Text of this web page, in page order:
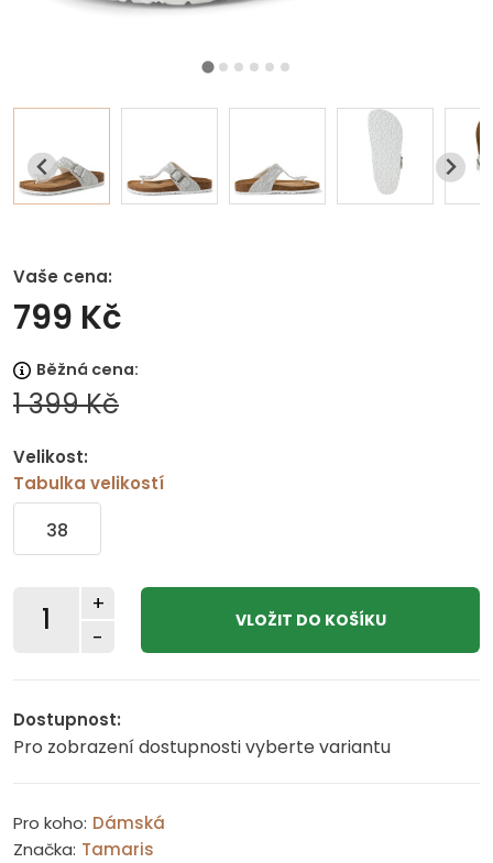
Vaše cena:
799 Kč
Běžná cena:
1 399 Kč
Velikost:
Tabulka velikostí
38
-
+
Dostupnost:
Pro zobrazení dostupnosti vyberte variantu
Pro koho: Dámská
Značka: Tamaris